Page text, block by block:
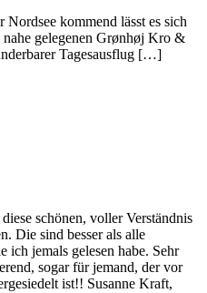
kommend lässt es sich
gelegenen Grønhøj Kro &
Tagesausflug […]
schönen, voller Verständnis
Die sind besser als alle
ich jemals gelesen habe. Sehr
sogar für jemand, der vor
ist!! Susanne Kraft,